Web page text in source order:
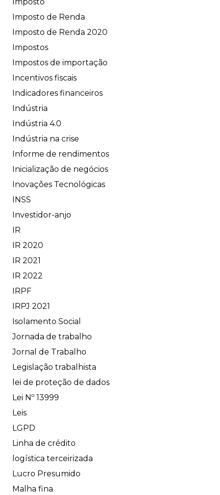
Imposto
Imposto de Renda
Imposto de Renda 2020
Impostos
Impostos de importação
Incentivos fiscais
Indicadores financeiros
Indústria
Indústria 4.0
Indústria na crise
Informe de rendimentos
Inicialização de negócios
Inovações Tecnológicas
INSS
Investidor-anjo
IR
IR 2020
IR 2021
IR 2022
IRPF
IRPJ 2021
Isolamento Social
Jornada de trabalho
Jornal de Trabalho
Legislação trabalhista
lei de proteção de dados
Lei Nº 13999
Leis
LGPD
Linha de crédito
logística terceirizada
Lucro Presumido
Malha fina